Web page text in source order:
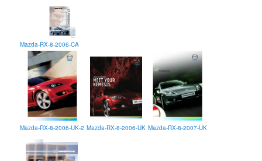
Mazda-RX-8-2006-CA
Mazda-RX-8-2006-UK-2 Mazda-RX-8-2006-UK Mazda-RX-8-2007-UK